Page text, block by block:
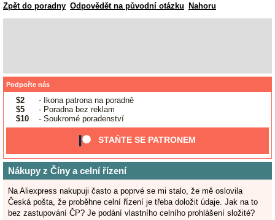
Zpět do poradny Odpovědět na původní otázku Nahoru
Podpořte nás
$2
- Ikona patrona na poradně
$5
- Poradna bez reklam
$10
- Soukromé poradenství
STAŇTE SE PATRONEM
Nákupy z Číny a celní řízení
Na Aliexpress nakupuji často a poprvé se mi stalo, že mě oslovila
Česká pošta, že proběhne celní řízení je třeba doložit údaje. Jak na to
bez zastupování ČP? Je podání vlastního celního prohlášení složité?